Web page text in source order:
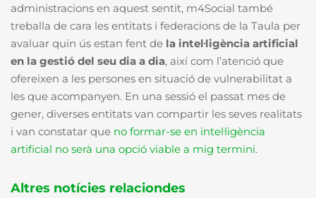
administracions en aquest sentit, m4Social també
treballa de cara les entitats i federacions de la Taula per
avaluar quin ús estan fent de la intel·ligència artificial
en la gestió del seu dia a dia, així com l’atenció que
ofereixen a les persones en situació de vulnerabilitat a
les que acompanyen. En una sessió el passat mes de
gener, diverses entitats van compartir les seves realitats
i van constatar que no formar-se en intel·ligència
artificial no serà una opció viable a mig termini.
Altres notícies relaciondes